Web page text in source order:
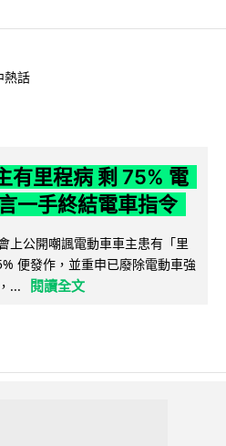
熱話
有里程病 剩 75% 電
一手終結電車指令
上公開嘲諷電動車車主患有「里
便發作，並重申已廢除電動車強
...
閱讀全文